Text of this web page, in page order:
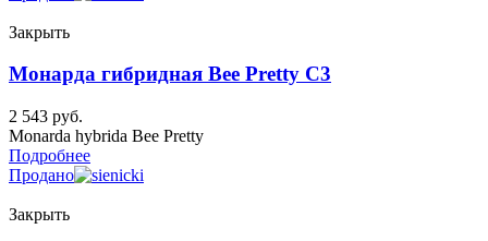
Закрыть
Монарда гибридная Bee Pretty C3
2 543 руб.
Monarda hybrida Bee Pretty
Подробнее
Продано
Закрыть